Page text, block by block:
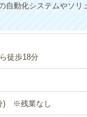
動化システムやソリ
徒歩18分
) ※残業なし